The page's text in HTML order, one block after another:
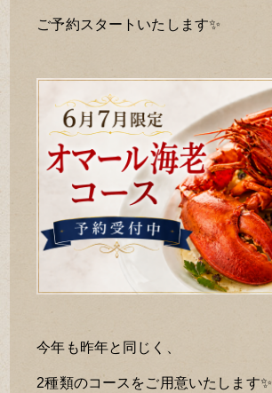
ご予約スタートいたします✨
今年も昨年と同じく、
2種類のコースをご用意いたします✨